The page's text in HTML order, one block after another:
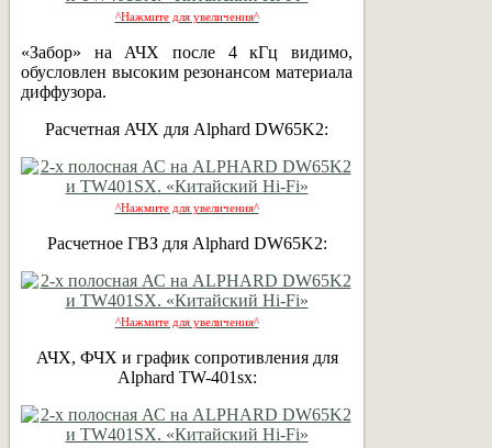
^Нажмите для увеличения^
«Забор» на АЧХ после 4 кГц видимо,
обусловлен высоким резонансом материала
диффузора.
Расчетная АЧХ для Alphard DW65K2:
^Нажмите для увеличения^
Расчетное ГВЗ для Alphard DW65K2:
^Нажмите для увеличения^
АЧХ, ФЧХ и график сопротивления для
Alphard TW-401sx: